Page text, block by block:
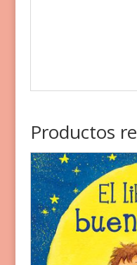
Productos